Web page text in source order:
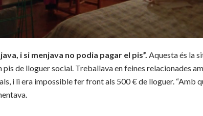
i si menjava no podia pagar el pis”. Aquesta és la
pis de lloguer social. Treballava en feines relacionades
i li era impossible fer front als 500 € de lloguer. “Amb